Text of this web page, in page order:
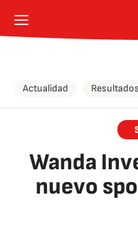
Actualidad Resultados
Wanda
nuevo